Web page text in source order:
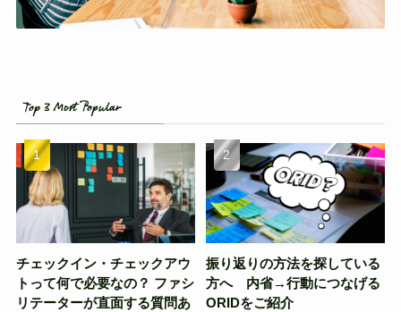
Top 3 Most Popular
チェックイン・チェックアウ
トって何で必要なの？ ファシ
リテーターが直面する質問あ
振り返りの方法を探している
方へ 内省→行動につなげる
ORIDをご紹介